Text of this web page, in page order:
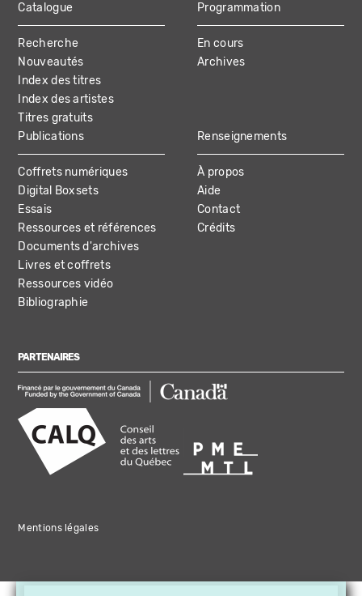
MAIN
NAVIGATION
Catalogue
Recherche
Nouveautés
Index des titres
Index des artistes
Titres gratuits
Programmation
En cours
Archives
Publications
Coffrets numériques
Digital Boxsets
Essais
Ressources et références
Documents d'archives
Livres et coffrets
Ressources vidéo
Bibliographie
Renseignements
À propos
Aide
Contact
Crédits
PARTENAIRES
Mentions légales